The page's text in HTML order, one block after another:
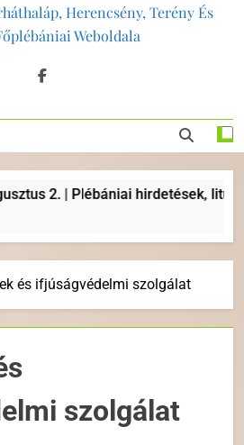
Herencsény, Terény És
Weboldala
2. | Plébániai hirdetések, liturgikus
és ifjúságvédelmi szolgálat
szolgálat